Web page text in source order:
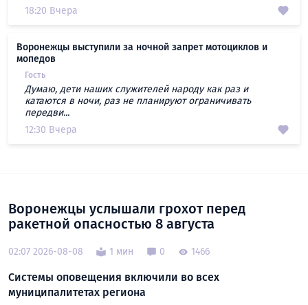
18:20 Вчера
Воронежцы выступили за ночной запрет мотоциклов и
мопедов
Гость
Думаю, дети наших служителей народу как раз и
катаются в ночи, раз не планируют ограничивать
передви...
12:30 Вчера
Воронежцы услышали грохот перед
ракетной опасностью 8 августа
02:07 2026-08-08 1 мин 0 1466
Системы оповещения включили во всех
муниципалитетах региона